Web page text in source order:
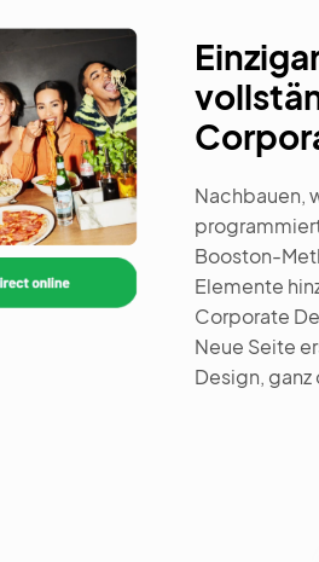
Nachbauen,
Booston-
Elemente
Corporate
Neue Seite
Design, ganz